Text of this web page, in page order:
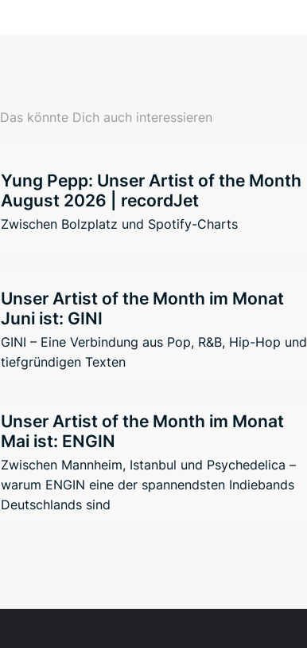
Das könnte Dich auch interessieren
Yung Pepp: Unser Artist of the Month
August 2026 | recordJet
Zwischen Bolzplatz und Spotify-Charts
Unser Artist of the Month im Monat
Juni ist: GINI
GINI – Eine Verbindung aus Pop, R&B, Hip-Hop und
tiefgründigen Texten
Unser Artist of the Month im Monat
Mai ist: ENGIN
Zwischen Mannheim, Istanbul und Psychedelica –
warum ENGIN eine der spannendsten Indiebands
Deutschlands sind